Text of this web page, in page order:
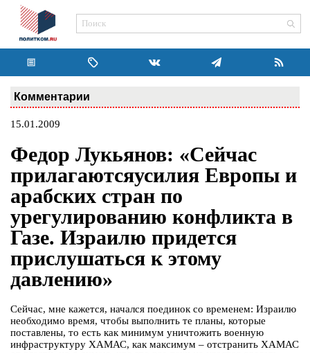
Комментарии
15.01.2009
Федор Лукьянов: «Сейчас
прилагаютсяусилия Европы и
арабских стран по
урегулированию конфликта в
Газе. Израилю придется
прислушаться к этому
давлению»
Сейчас, мне кажется, начался поединок со временем: Израилю
необходимо время, чтобы выполнить те планы, которые
поставлены, то есть как минимум уничтожить военную
инфраструктуру ХАМАС, как максимум – отстранить ХАМАС